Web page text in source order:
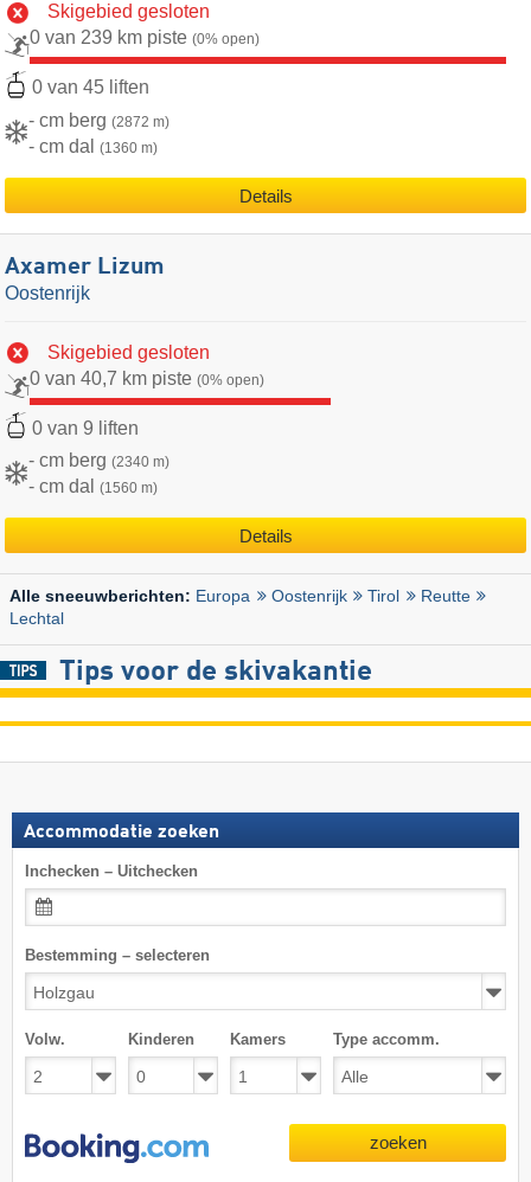
Skigebied gesloten
0 van 239 km piste (0% open)
0 van 45 liften
- cm berg (2872 m)
- cm dal (1360 m)
Details
Axamer Lizum
Oostenrijk
Skigebied gesloten
0 van 40,7 km piste (0% open)
0 van 9 liften
- cm berg (2340 m)
- cm dal (1560 m)
Details
Alle sneeuwberichten: Europa Oostenrijk Tirol
Reutte
Lechtal
Tips voor de skivakantie
Accommodatie zoeken
Inchecken – Uitchecken
Bestemming – selecteren
Volw. Kinderen Kamers Type accomm.
zoeken